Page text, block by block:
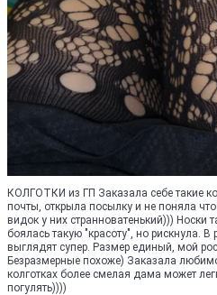
КОЛГОТКИ из ГП Заказала себе такие
почты, открыла посылку и не поняла
видок у них странноватенький))) Носки
боялась такую "красоту", но рискнула. В
выглядят супер. Размер единый, мой
Безразмерные похоже) Заказала
колготках более смелая дама может
погулять))))